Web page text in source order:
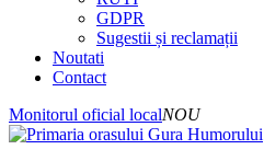
GDPR
Sugestii și reclamații
Noutati
Contact
Monitorul oficial localNOU